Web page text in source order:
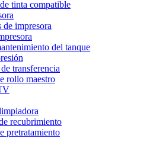
tinta compatible
de impresora
del tanque
transferencia
rollo maestro
recubrimiento
pretratamiento